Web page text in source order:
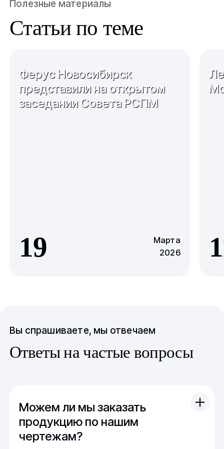
Полезные материалы
Статьи по теме
Ферус Новосибирск
представили на открытом
заседании Совета РСПМ
19
Марта
2026
Вы спрашиваете, мы отвечаем
Ответы на частые вопросы
Можем ли мы заказать
продукцию по нашим
чертежам?